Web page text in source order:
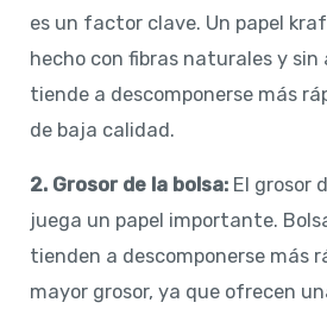
es un factor clave. Un papel
hecho con fibras naturales y
tiende a descomponerse más
de baja calidad.
2. Grosor de la bolsa: El grosor
juega un papel importante.
tienden a descomponerse más
mayor grosor, ya que ofrecen